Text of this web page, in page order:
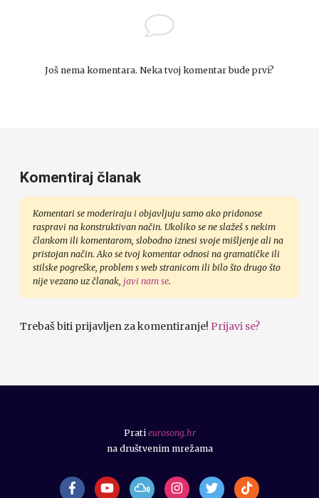
Još nema komentara. Neka tvoj komentar bude prvi?
Komentiraj članak
Komentari se moderiraju i objavljuju samo ako pridonose
raspravi na konstruktivan način. Ukoliko se ne slažeš s nekim
člankom ili komentarom, slobodno iznesi svoje mišljenje ali na
pristojan način. Ako se tvoj komentar odnosi na gramatičke ili
stilske pogreške, problem s web stranicom ili bilo što drugo što
nije vezano uz članak, javi nam se.
Trebaš biti prijavljen za komentiranje! Prijavi se?
Prati eurosong.hr
na društvenim mrežama